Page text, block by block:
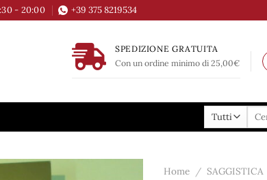
- 20:00 +39 375 8219534
SPEDIZIONE GRATUITA
Con un ordine minimo di 25,00€
Cerca:
Home / SAGGISTICA